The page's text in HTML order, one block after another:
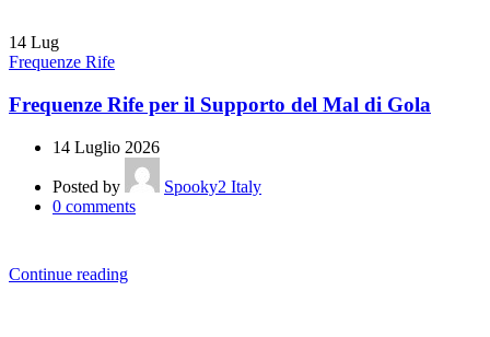
14 Lug
Frequenze Rife
Frequenze Rife per il Supporto del Mal di Gola
14 Luglio 2026
Posted by
Spooky2 Italy
0 comments
Continue reading